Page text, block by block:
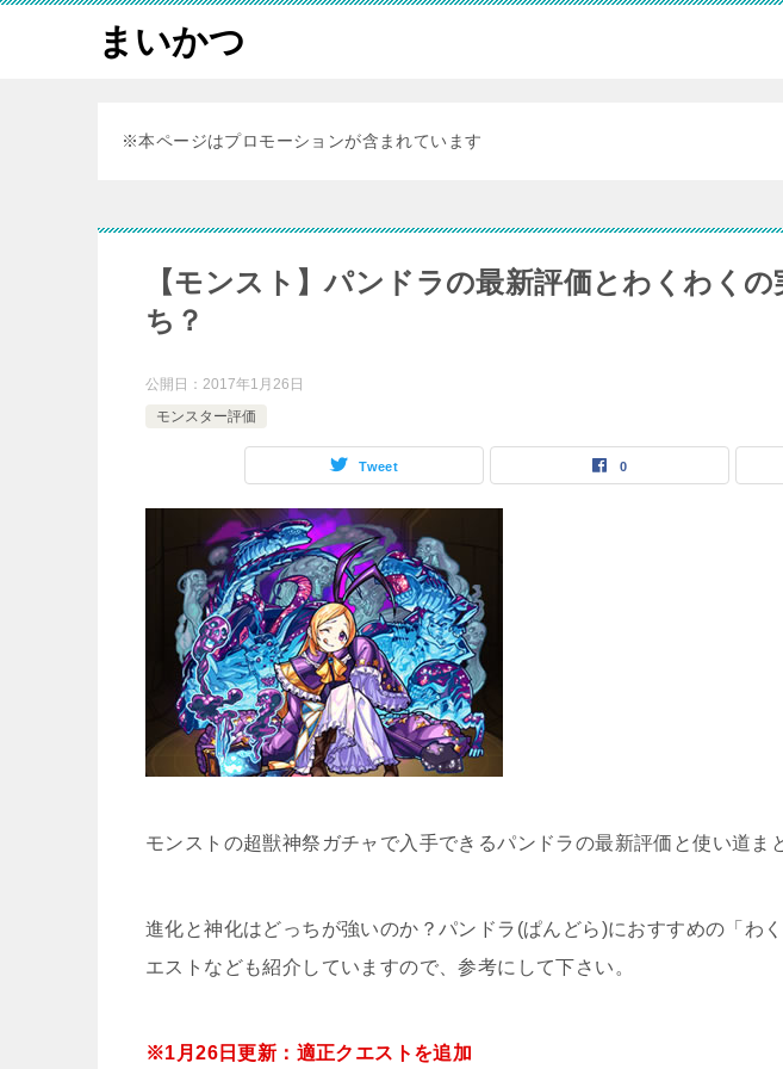
まいかつ
※本ページはプロモーションが含まれています
【モンスト】パンドラの最新評価とわくわく
ち？
公開日： 2017年1月26日
モンスター評価
Tweet 0
モンストの超獣神祭ガチャで入手できるパンドラの最新評価と使い道ま
進化と神化はどっちが強いのか？パンドラ(ぱんどら)におすすめの「わ
エストなども紹介していますので、参考にして下さい。
※1月26日更新：適正クエストを追加